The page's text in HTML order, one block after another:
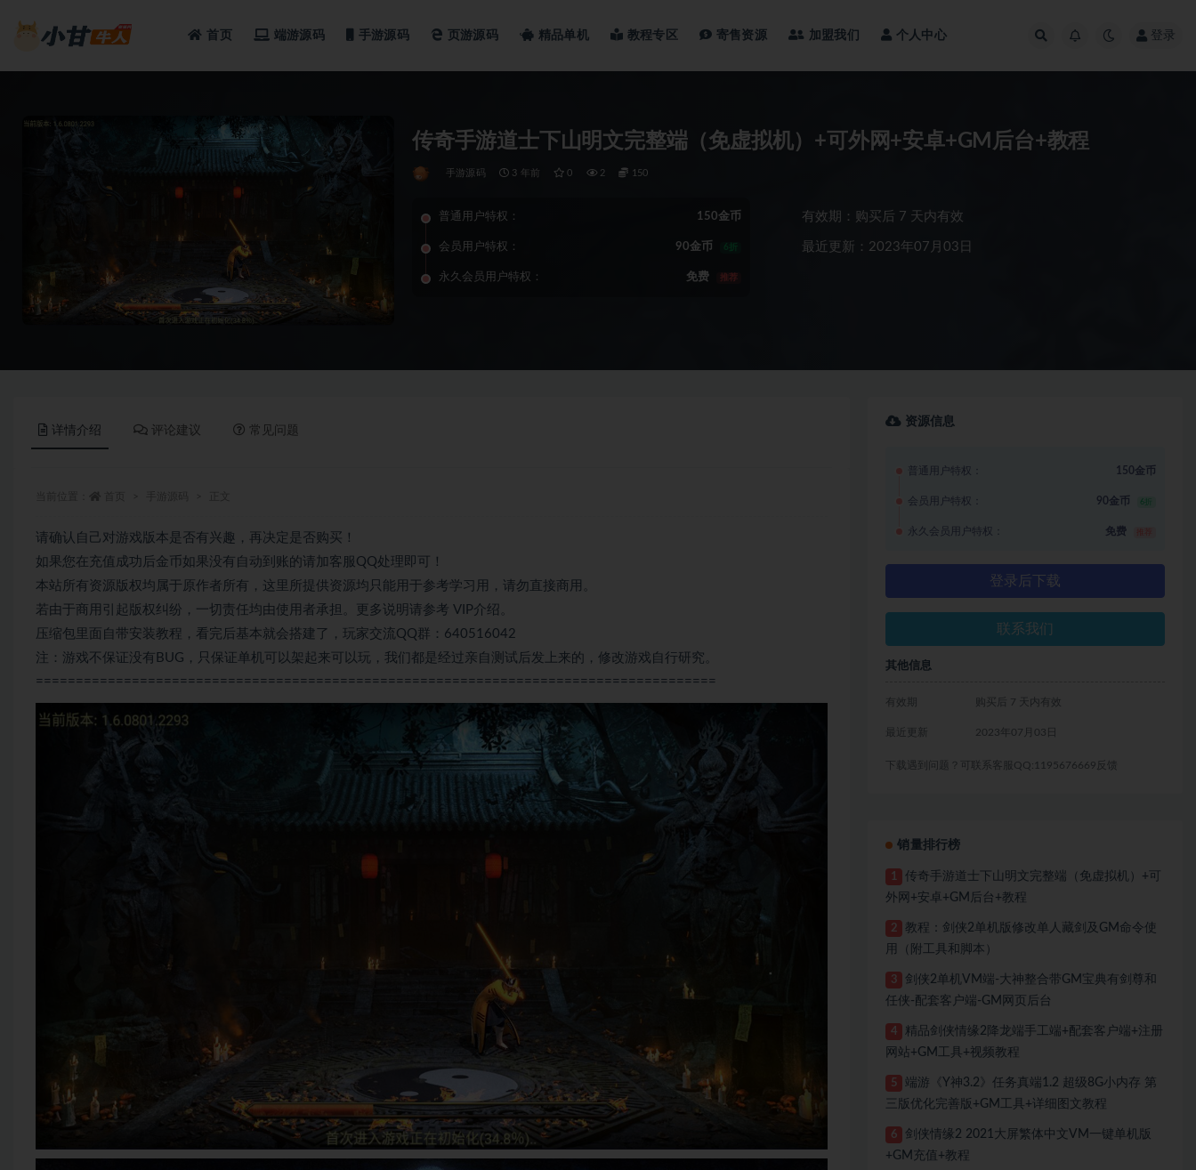
首页 端游源码 手游源码 页游源码 精品单机 教程专区 寄售资源 加盟我们 个人中心 登录
传奇手游道士下山明文完整端（免虚拟机）+可外网+安卓+GM后台+教程
手游源码 3 年前 0 2 150
普通用户特权： 150金币
会员用户特权： 90金币 6折
永久会员用户特权： 免费 推荐
有效期：购买后 7 天内有效
最近更新：2023年07月03日
详情介绍 评论建议 常见问题
请确认自己对游戏版本是否有兴趣，再决定是否购买！
如果您在充值成功后金币如果没有自动到账的请加客服QQ处理即可！
本站所有资源版权均属于原作者所有，这里所提供资源均只能用于参考学习用，请勿直接商用。
若由于商用引起版权纠纷，一切责任均由使用者承担。更多说明请参考 VIP介绍。
压缩包里面自带安装教程，看完后基本就会搭建了，玩家交流QQ群：640516042
注：游戏不保证没有BUG，只保证单机可以架起来可以玩，我们都是经过亲自测试后发上来的，修改游戏自行研究。
=====================================================================================
资源信息
普通用户特权： 150金币
会员用户特权： 90金币 6折
永久会员用户特权： 免费
登录后下载
联系我们
其他信息
有效期 购买后 7 天内有效
最近更新 2023年07月03日
下载遇到问题？可联系客服QQ:1195676669反馈
销量排行榜
1
传奇手游道士下山明文完整端（免虚拟机）+可
外网+安卓+GM后台+教程
2
教程：剑侠2单机版修改单人藏剑及GM命令使
用（附工具和脚本）
3
剑侠2单机VM端-大神整合带GM宝典有剑尊和
任侠-配套客户端-GM网页后台
4
精品剑侠情缘2降龙端手工端+配套客户端+注册
网站+GM工具+视频教程
5
端游《Y神3.2》任务真端1.2 超级8G小内存 第
三版优化完善版+GM工具+详细图文教程
6
剑侠情缘2 2021大屏繁体中文VM一键单机版
+GM充值+教程